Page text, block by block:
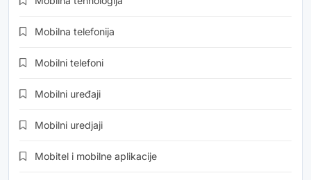
Mobilna telefonija
Mobilni telefoni
Mobilni uređaji
Mobilni uredjaji
Mobitel i mobilne aplikacije